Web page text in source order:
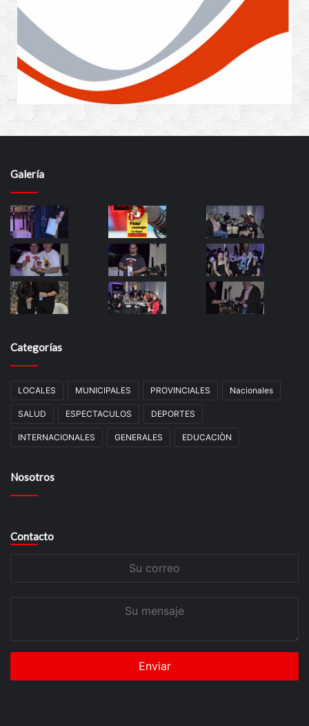
Galería
Categorías
LOCALES MUNICIPALES PROVINCIALES Nacionales
SALUD ESPECTACULOS DEPORTES
INTERNACIONALES GENERALES EDUCACIÒN
Nosotros
Contacto